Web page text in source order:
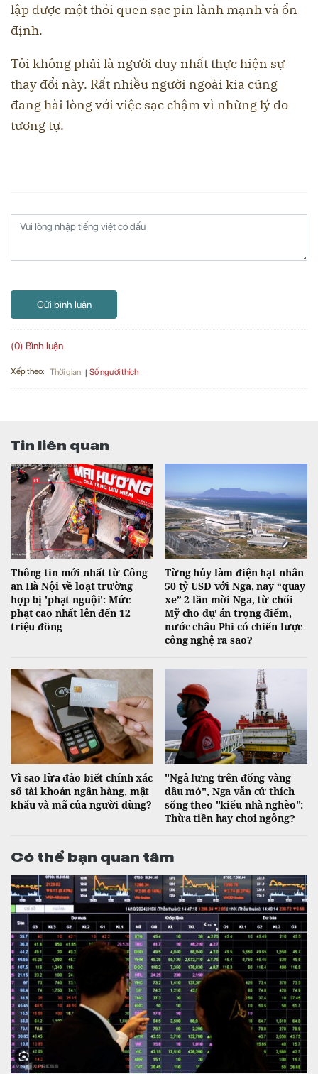
lập được một thói quen sạc pin lành mạnh và ổn
định.
Tôi không phải là người duy nhất thực hiện sự
thay đổi này. Rất nhiều người ngoài kia cũng
đang hài lòng với việc sạc chậm vì những lý do
tương tự.
Gửi bình luận
(0) Bình luận
Xếp theo: Thời gian Số người thích
Tin liên quan
Thông tin mới nhất từ Công
an Hà Nội về loạt trường
hợp bị 'phạt nguội': Mức
phạt cao nhất lên đến 12
triệu đồng
Từng hủy làm điện hạt nhân
50 tỷ USD với Nga, nay “quay
xe” 2 lần mời Nga, từ chối
Mỹ cho dự án trọng điểm,
nước châu Phi có chiến lược
công nghệ ra sao?
Vì sao lừa đảo biết chính xác
số tài khoản ngân hàng, mật
khẩu và mã của người dùng?
"Ngả lưng trên đống vàng
dầu mỏ", Nga vẫn cứ thích
sống theo "kiểu nhà nghèo":
Thừa tiền hay chơi ngông?
Có thể bạn quan tâm